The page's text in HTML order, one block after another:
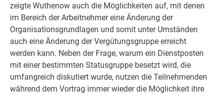
zeigte Wuthenow auch die Möglichkeiten auf, mit denen
im Bereich der Arbeitnehmer eine Änderung der
Organisationsgrundlagen und somit unter Umständen
auch eine Änderung der Vergütungsgruppe erreicht
werden kann. Neben der Frage, warum ein Dienstposten
mit einer bestimmten Statusgruppe besetzt wird, die
umfangreich diskutiert wurde, nutzen die Teilnehmenden
während dem Vortrag immer wieder die Möglichkeit ihre